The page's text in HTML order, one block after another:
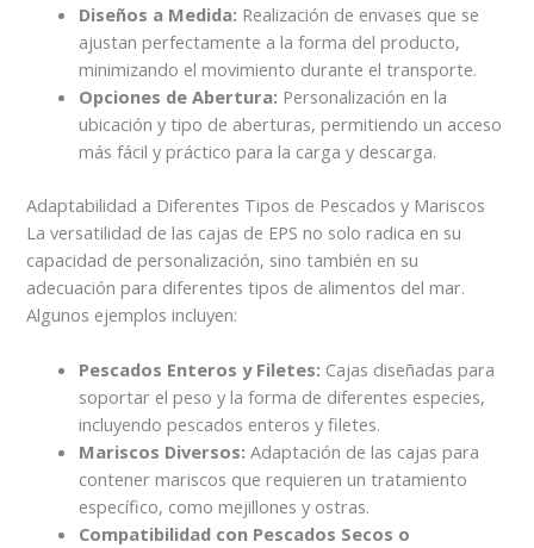
Diseños a Medida: Realización de envases que se
ajustan perfectamente a la forma del producto,
minimizando el movimiento durante el transporte.
Opciones de Abertura: Personalización en la
ubicación y tipo de aberturas, permitiendo un acceso
más fácil y práctico para la carga y descarga.
Adaptabilidad a Diferentes Tipos de Pescados y Mariscos
La versatilidad de las cajas de EPS no solo radica en su
capacidad de personalización, sino también en su
adecuación para diferentes tipos de alimentos del mar.
Algunos ejemplos incluyen:
Pescados Enteros y Filetes: Cajas diseñadas para
soportar el peso y la forma de diferentes especies,
incluyendo pescados enteros y filetes.
Mariscos Diversos: Adaptación de las cajas para
contener mariscos que requieren un tratamiento
específico, como mejillones y ostras.
Compatibilidad con Pescados Secos o